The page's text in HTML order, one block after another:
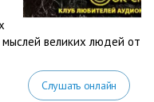
великих людей от
Слушать онлайн